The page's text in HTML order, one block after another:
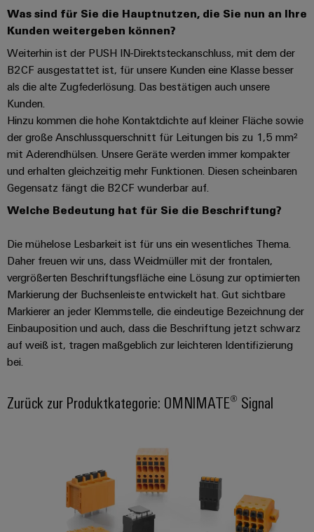
Sonnenenergie
Schienenfahrzeuge
Moderne
und
digitale
Lösungen
klimafreundliche
Mobilitat
Bahnverkehr
Schiffbau
Verbindungslösungen
die
maritime
Industrie
Wasseraufbereitung
&
Abwasseraufbereitung
Lösungen
und
Schlüsseltechnologie
für
die
Energiewende
Leiterplattensteckverbinder
&
Leiterplattenklemmen
PCB
Connector
Original
Equipment
Manufacturer
(OEM)
AI
Access
Industrial
Platform
easyConnect
Werkstatt
&
Zubehör
Werkzeuge
Automaten
Software
Markierer
Industrieleuchte
Assemblierungsservice
Was sind für Sie die Hauptnutzen, die Sie nun an Ihre
Kunden weitergeben können?
Weiterhin ist der PUSH IN-Direktsteckanschluss, mit dem der
B2CF ausgestattet ist, für unsere Kunden eine Klasse besser
als die alte Zugfederlösung. Das bestätigen auch unsere
Kunden.
Hinzu kommen die hohe Kontaktdichte auf kleiner Fläche sowie
der große Anschlussquerschnitt für Leitungen bis zu 1,5 mm²
mit Aderendhülsen. Unsere Geräte werden immer kompakter
und erhalten gleichzeitig mehr Funktionen. Diesen scheinbaren
Gegensatz fängt die B2CF wunderbar auf.
Welche Bedeutung hat für Sie die Beschriftung?
Die mühelose Lesbarkeit ist für uns ein wesentliches Thema.
Daher freuen wir uns, dass Weidmüller mit der frontalen,
vergrößerten Beschriftungsfläche eine Lösung zur optimierten
Markierung der Buchsenleiste entwickelt hat. Gut sichtbare
Markierer an jeder Klemmstelle, die eindeutige Bezeichnung der
Einbauposition und auch, dass die Beschriftung jetzt schwarz
auf weiß ist, tragen maßgeblich zur leichteren Identifizierung
bei.
Zurück zur Produktkategorie: OMNIMATE® Signal